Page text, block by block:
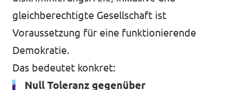
gleichberechtigte Gesellschaft ist
Voraussetzung für eine funktionierende
Demokratie.
Das bedeutet konkret:
Null Toleranz gegenüber